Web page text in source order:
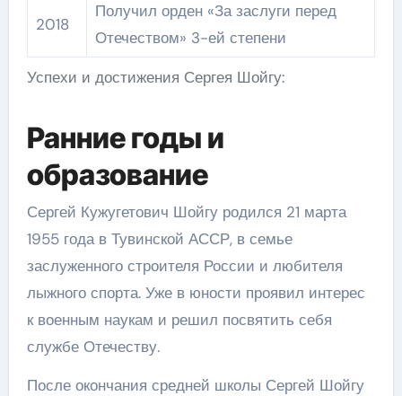
Успехи и достижения Сергея Шойгу:
2018
Получил орден «За заслуги перед
Отечеством» 3-ей степени
Ранние годы и
образование
Сергей Кужугетович Шойгу родился 21 марта
1955 года в Тувинской АССР, в семье
заслуженного строителя России и любителя
лыжного спорта. Уже в юности проявил интерес
к военным наукам и решил посвятить себя
службе Отечеству.
После окончания средней школы Сергей Шойгу